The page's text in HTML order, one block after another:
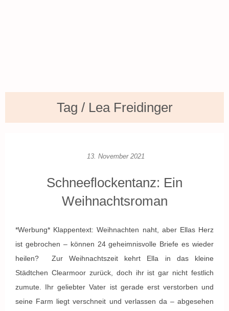
Tag / Lea Freidinger
13. November 2021
Schneeflockentanz: Ein
Weihnachtsroman
*Werbung* Klappentext: Weihnachten naht, aber Ellas Herz
ist gebrochen – können 24 geheimnisvolle Briefe es wieder
heilen? Zur Weihnachtszeit kehrt Ella in das kleine
Städtchen Clearmoor zurück, doch ihr ist gar nicht festlich
zumute. Ihr geliebter Vater ist gerade erst verstorben und
seine Farm liegt verschneit und verlassen da – abgesehen